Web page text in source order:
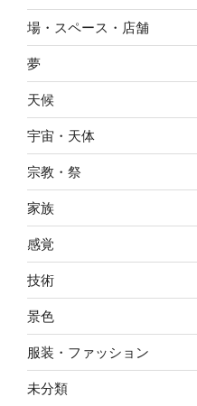
場・スペース・店舗
夢
天候
宇宙・天体
宗教・祭
家族
感覚
技術
景色
服装・ファッション
未分類